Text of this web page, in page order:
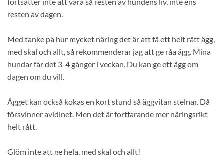
resten av dagen.
Med tanke på hur mycket näring det är att få ett helt rått ägg,
med skal och allt, så rekommenderar jag att ge råa ägg. Mina
hundar får det 3-4 gånger i veckan. Du kan ge ett ägg om
dagen om du vill.
Ägget kan också kokas en kort stund så äggvitan stelnar. Då
försvinner avidinet. Men det är fortfarande mer näringsrikt
helt rått.
Glöm inte att ge hela, med skal och allt!